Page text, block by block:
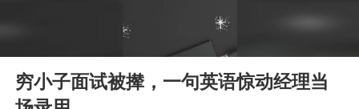
王艺迪无缘横滨赛决赛
女子发现前夫婚内与第三者育子
Play
穷小子面试被撵，一句英语惊动经理当